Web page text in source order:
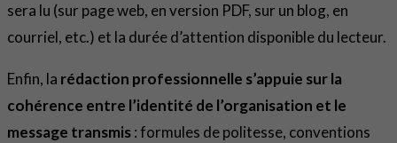
sera lu (sur page web, en version PDF, sur un blog, en
courriel, etc.) et la durée d’attention disponible du lecteur.
Enfin, la rédaction professionnelle s’appuie sur la
cohérence entre l’identité de l’organisation et le
message transmis: formules de politesse, conventions